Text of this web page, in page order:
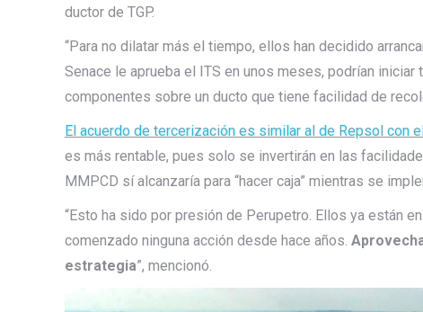
ductor de TGP.
“Para no dilatar más el tiempo, ellos han decidido
Senace le aprueba el ITS en unos meses, podrían
componentes sobre un ducto que tiene facilidad de
El acuerdo de tercerización es similar al de Repsol con
es más rentable, pues solo se invertirán en las
MMPCD sí alcanzaría para “hacer caja” mientras se
“Esto ha sido por presión de Perupetro. Ellos ya están
comenzado ninguna acción desde hace años.
estrategia”, mencionó.